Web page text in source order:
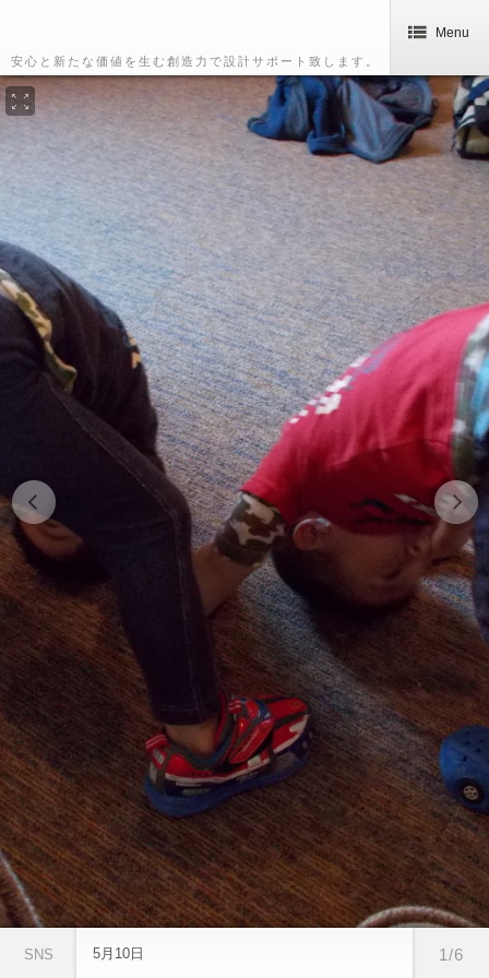
安心と新たな価値を生む創造力で設計サポート致します。
Menu
SNS 1/6
5月10日